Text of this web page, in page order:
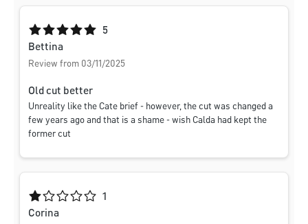
Average rating of 5 out of 5 stars
5
Bettina
Review from 03/11/2025
Old cut better
Unreality like the Cate brief - however, the cut was changed a
few years ago and that is a shame - wish Calda had kept the
former cut
Average rating of 1 out of 5 stars
1
Corina